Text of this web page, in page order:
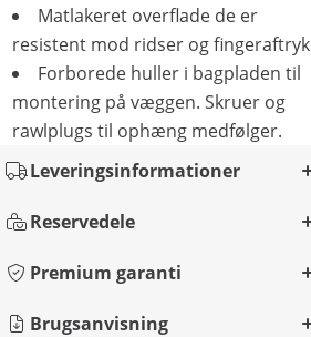
Matlakeret overflade de er
resistent mod ridser og fingeraftryk
Forborede huller i bagpladen til
montering på væggen. Skruer og
rawlplugs til ophæng medfølger.
Leveringsinformationer
Reservedele
Premium garanti
Brugsanvisning